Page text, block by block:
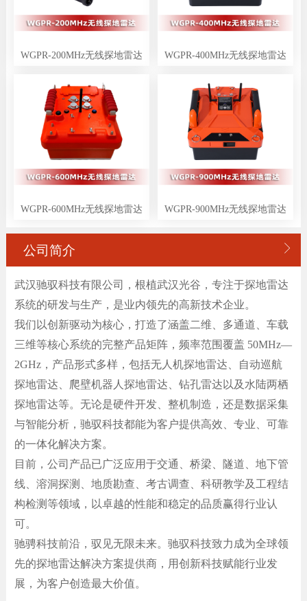
WGPR-200MHz无线探地雷达 WGPR-400MHz无线探地雷达
WGPR-600MHz无线探地雷达 WGPR-900MHz无线探地雷达
公司简介 
武汉驰驭科技有限公司，根植武汉光谷，专注于探地雷达
系统的研发与生产，是业内领先的高新技术企业。
我们以创新驱动为核心，打造了涵盖二维、多通道、车载
三维等核心系统的完整产品矩阵，频率范围覆盖 50MHz—
2GHz，产品形式多样，包括无人机探地雷达、自动巡航
探地雷达、爬壁机器人探地雷达、钻孔雷达以及水陆两栖
探地雷达等。无论是硬件开发、整机制造，还是数据采集
与智能分析，驰驭科技都能为客户提供高效、专业、可靠
的一体化解决方案。
目前，公司产品已广泛应用于交通、桥梁、隧道、地下管
线、溶洞探测、地质勘查、考古调查、科研教学及工程结
构检测等领域，以卓越的性能和稳定的品质赢得行业认
可。
驰骋科技前沿，驭见无限未来。驰驭科技致力成为全球领
先的探地雷达解决方案提供商，用创新科技赋能行业发
展，为客户创造最大价值。